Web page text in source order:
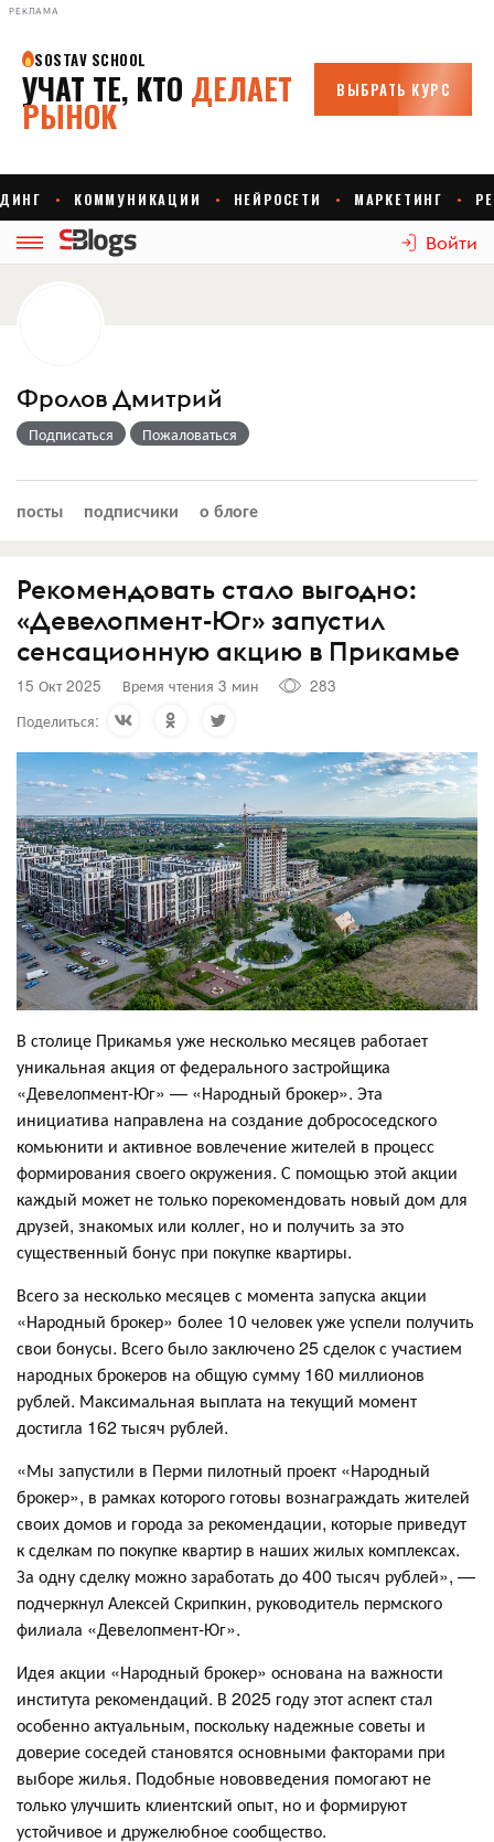
РЕКЛАМА
Войти
Фролов Дмитрий
Подписаться Пожаловаться
посты подписчики о блоге
Рекомендовать стало выгодно:
«Девелопмент-Юг» запустил
сенсационную акцию в Прикамье
15 Окт 2025 Время чтения 3 мин
283
Поделиться:
В столице Прикамья уже несколько месяцев работает
уникальная акция от федерального застройщика
«Девелопмент-Юг» — «Народный брокер». Эта
инициатива направлена на создание добрососедского
комьюнити и активное вовлечение жителей в процесс
формирования своего окружения. С помощью этой акции
каждый может не только порекомендовать новый дом для
друзей, знакомых или коллег, но и получить за это
существенный бонус при покупке квартиры.
Всего за несколько месяцев с момента запуска акции
«Народный брокер» более 10 человек уже успели получить
свои бонусы. Всего было заключено 25 сделок с участием
народных брокеров на общую сумму 160 миллионов
рублей. Максимальная выплата на текущий момент
достигла 162 тысяч рублей.
«Мы запустили в Перми пилотный проект «Народный
брокер», в рамках которого готовы вознаграждать жителей
своих домов и города за рекомендации, которые приведут
к сделкам по покупке квартир в наших жилых комплексах.
За одну сделку можно заработать до 400 тысяч рублей», —
подчеркнул Алексей Скрипкин, руководитель пермского
филиала «Девелопмент-Юг».
Идея акции «Народный брокер» основана на важности
института рекомендаций. В 2025 году этот аспект стал
особенно актуальным, поскольку надежные советы и
доверие соседей становятся основными факторами при
выборе жилья. Подобные нововведения помогают не
только улучшить клиентский опыт, но и формируют
устойчивое и дружелюбное сообщество.